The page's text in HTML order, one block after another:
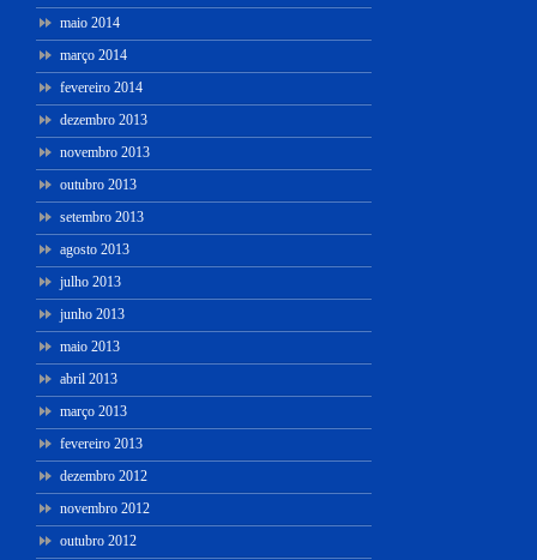
maio 2014
março 2014
fevereiro 2014
dezembro 2013
novembro 2013
outubro 2013
setembro 2013
agosto 2013
julho 2013
junho 2013
maio 2013
abril 2013
março 2013
fevereiro 2013
dezembro 2012
novembro 2012
outubro 2012